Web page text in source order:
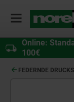
Online:
100€
FEDERNDE